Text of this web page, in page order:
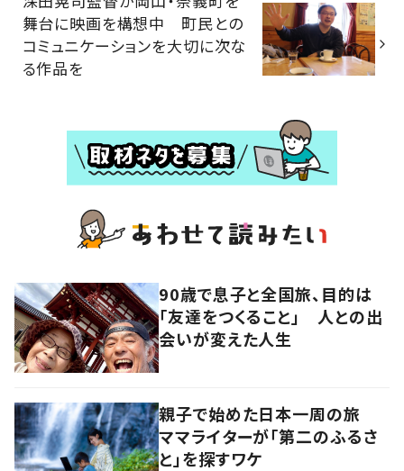
舞台に映画を構想中 町民との
コミュニケーションを大切に次な
る作品を
90歳で息子と全国旅、目的は
「友達をつくること」 人との出
会いが変えた人生
親子で始めた日本一周の旅
ママライターが「第二のふるさ
と」を探すワケ